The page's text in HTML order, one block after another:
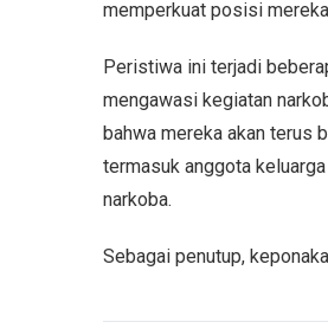
memperkuat posisi
Peristiwa ini terjadi
mengawasi kegiatan
bahwa mereka akan terus
termasuk anggota
narkoba.
Sebagai penutup,